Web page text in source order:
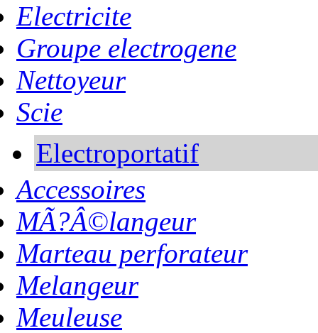
Electricite
Groupe electrogene
Nettoyeur
Scie
Electroportatif
Accessoires
MÃ?Â©langeur
Marteau perforateur
Melangeur
Meuleuse